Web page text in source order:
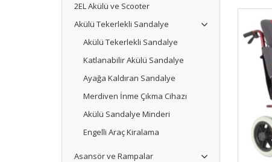
2EL Akülü ve Scooter
Akülü Tekerlekli Sandalye
Akülü Tekerlekli Sandalye
Katlanabilir Akülü Sandalye
Ayağa Kaldıran Sandalye
Merdiven İnme Çıkma Cihazı
Akülü Sandalye Minderi
Engelli Araç Kiralama
Asansör ve Rampalar